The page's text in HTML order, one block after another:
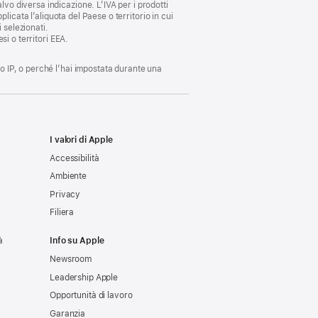
diversa indicazione. L’IVA per i prodotti
l’aliquota del Paese o territorio in cui
selezionati.
o territori EEA.
o perché l’hai impostata durante una
I valori di Apple
Accessibilità
Ambiente
Privacy
Filiera
Info su Apple
Newsroom
Leadership Apple
Opportunità di lavoro
Garanzia